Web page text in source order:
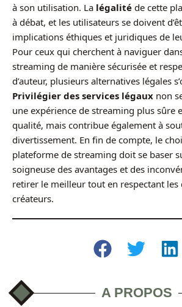
à son utilisation. La légalité de cette
à débat, et les utilisateurs se doivent
implications éthiques et juridiques de
Pour ceux qui cherchent à naviguer
streaming de manière sécurisée et
d’auteur, plusieurs alternatives légales
Privilégier des services légaux non
une expérience de streaming plus sûre
qualité, mais contribue également à
divertissement. En fin de compte, le
plateforme de streaming doit se baser
soigneuse des avantages et des
retirer le meilleur tout en respectant les
créateurs.
A PROPOS